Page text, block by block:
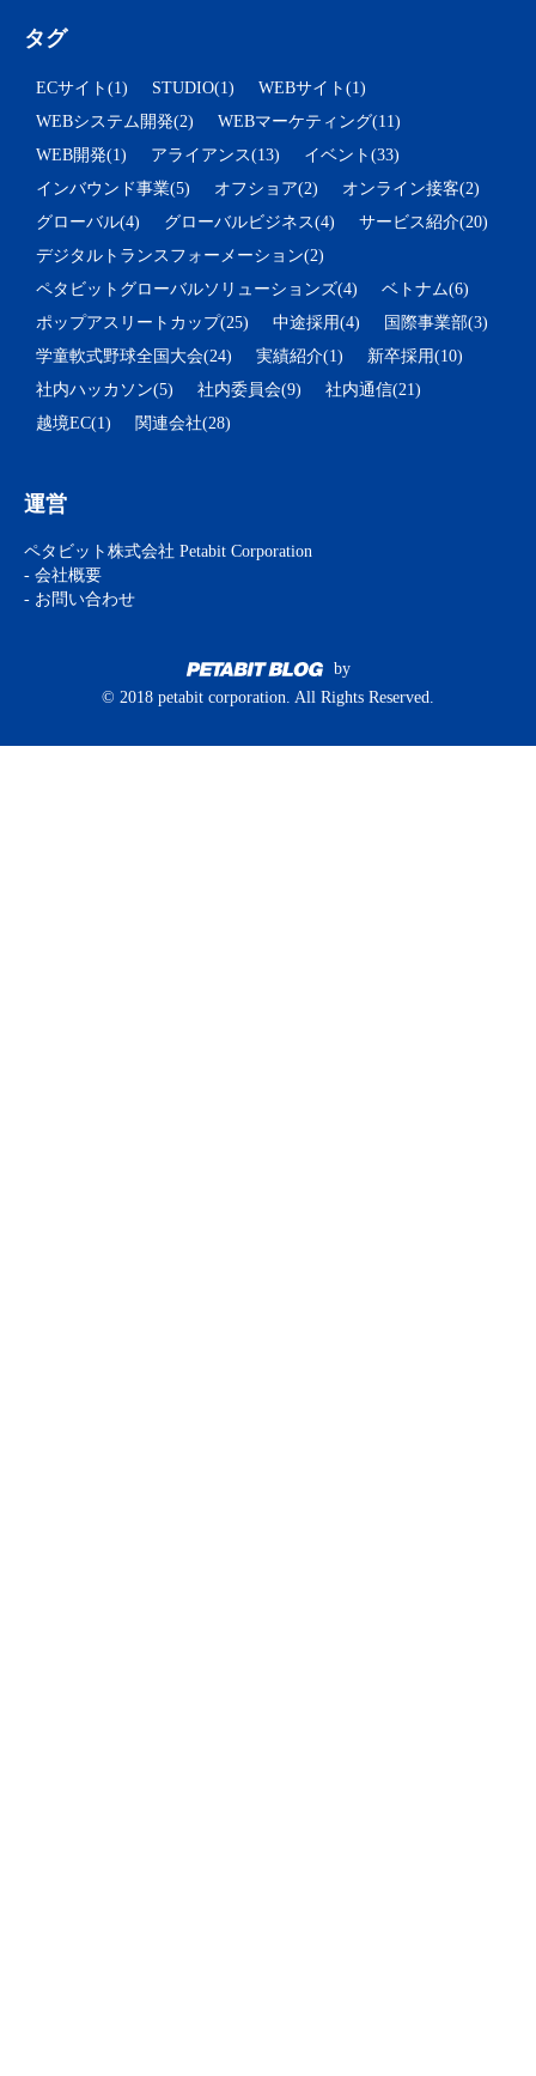
タグ
ECサイト(1) STUDIO(1)
WEBサイト(1)
WEBシステム開発(2)
WEBマーケティング(11)
WEB開発(1)
アライアンス(13)
イベント(33)
インバウンド事業(5)
オフショア(2)
オンライン接客(2)
グローバル(4)
グローバルビジネス(4)
サービス紹介(20)
デジタルトランスフォーメーション(2)
ペタビットグローバルソリューションズ(4)
ベトナム(6)
ポップアスリートカップ(25)
中途採用(4)
国際事業部(3)
学童軟式野球全国大会(24)
実績紹介(1)
新卒採用(10)
社内ハッカソン(5)
社内委員会(9)
社内通信(21)
越境EC(1)
関連会社(28)
運営
ペタビット株式会社 Petabit Corporation
- 会社概要
- お問い合わせ
by
© 2018 petabit corporation. All Rights Reserved.